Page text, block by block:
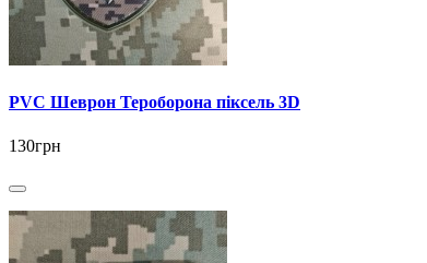
PVC Шеврон Тероборона піксель 3D
130грн